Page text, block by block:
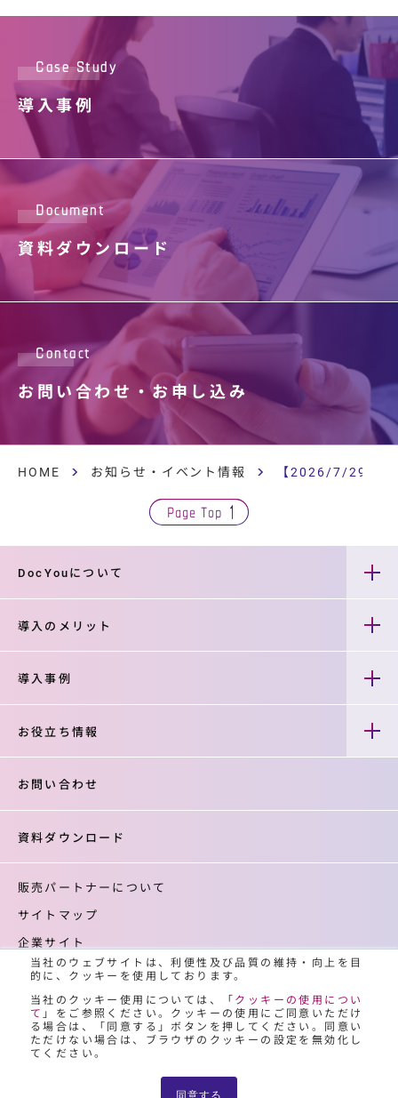
当社のウェブサイトは、利便性及び品質の維持・向上を目
的に、クッキーを使用しております。
当社のクッキー使用については、「 クッキーの使用につい
て 」をご参照ください。クッキーの使用にご同意いただけ
る場合は、「同意する」ボタンを押してください。同意い
ただけない場合は、ブラウザのクッキーの設定を無効化し
てください。
同意する
Case Study
導入事例
Document
資料ダウンロード
Contact
お問い合わせ・お申し込み
HOME お知らせ・イベント情報 【2026/7/29】オ
Page Top
DocYouについて
導入のメリット
導入事例
お役立ち情報
お問い合わせ
資料ダウンロード
販売パートナーについて
サイトマップ
企業サイト
登録商標について
クッキーの使用について
個人情報保護について